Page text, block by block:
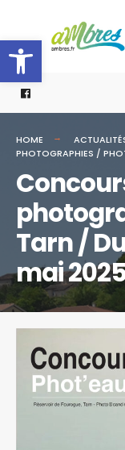
Ouvrir la barre d’outils
to
content
HOME
PHOTOGRAPHIES /
Tarn /
mai
for: